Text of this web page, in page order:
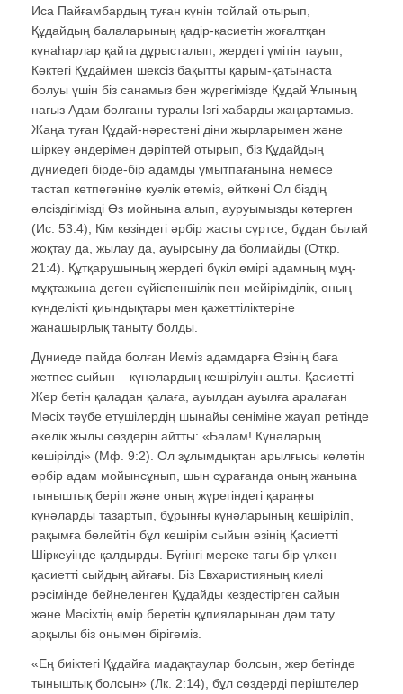
Иса Пайғамбардың туған күнін тойлай отырып,
Құдайдың балаларының қадір-қасиетін жоғалтқан
күнаһарлар қайта дұрысталып, жердегі үмітін тауып,
Көктегі Құдаймен шексіз бақытты қарым-қатынаста
болуы үшін біз санамыз бен жүрегімізде Құдай Ұлының
нағыз Адам болғаны туралы Ізгі хабарды жаңартамыз.
Жаңа туған Құдай-нәрестені діни жырларымен және
шіркеу әндерімен дәріптей отырып, біз Құдайдың
дүниедегі бірде-бір адамды ұмытпағанына немесе
тастап кетпегеніне куәлік етеміз, өйткені Ол біздің
әлсіздігімізді Өз мойнына алып, ауруымызды көтерген
(Ис. 53:4), Кім көзіндегі әрбір жасты сүртсе, бұдан былай
жоқтау да, жылау да, ауырсыну да болмайды (Откр.
21:4). Құтқарушының жердегі бүкіл өмірі адамның мұң-
мұқтажына деген сүйіспеншілік пен мейірімділік, оның
күнделікті қиындықтары мен қажеттіліктеріне
жанашырлық таныту болды.
Дүниеде пайда болған Иеміз адамдарға Өзінің баға
жетпес сыйын – күнәлардың кешірілуін ашты. Қасиетті
Жер бетін қаладан қалаға, ауылдан ауылға аралаған
Мәсіх тәубе етушілердің шынайы сеніміне жауап ретінде
әкелік жылы сөздерін айтты: «Балам! Күнәларың
кешірілді» (Мф. 9:2). Ол зұлымдықтан арылғысы келетін
әрбір адам мойынсұнып, шын сұрағанда оның жанына
тыныштық беріп және оның жүрегіндегі қараңғы
күнәларды тазартып, бұрынғы күнәларының кешіріліп,
рақымға бөлейтін бұл кешірім сыйын өзінің Қасиетті
Шіркеуінде қалдырды. Бүгінгі мереке тағы бір үлкен
қасиетті сыйдың айғағы. Біз Евхаристияның киелі
рәсімінде бейнеленген Құдайды кездестірген сайын
және Мәсіхтің өмір беретін құпияларынан дәм тату
арқылы біз онымен бірігеміз.
«Ең биіктегі Құдайға мадақтаулар болсын, жер бетінде
тыныштық болсын» (Лк. 2:14), бұл сөздерді періштелер